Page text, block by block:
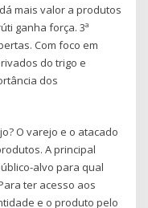
mais valor a produtos
ganha força. 3ª
Com foco em
do trigo e
dos
O varejo e o atacado
A principal
alvo para qual
ter acesso aos
e o produto pelo